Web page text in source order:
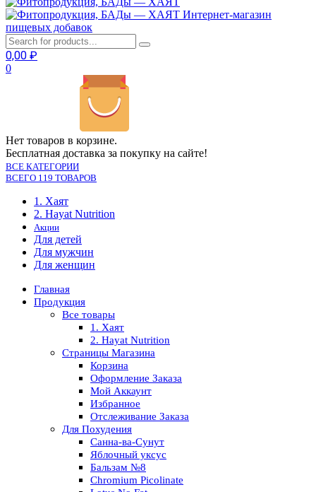
Интернет-магазин
пищевых добавок
0,00 ₽
0
Нет товаров в корзине.
Бесплатная доставка за покупку на сайте!
ВСЕ КАТЕГОРИИ
ВСЕГО 119 ТОВАРОВ
1. Хаят
2. Hayat Nutrition
Акции
Для детей
Для мужчин
Для женщин
Главная
Продукция
Все товары
1. Хаят
2. Hayat Nutrition
Страницы Магазина
Корзина
Оформление Заказа
Мой Аккаунт
Избранное
Отслеживание Заказа
Для Похудения
Санна-ва-Сунут
Яблочный уксус
Бальзам №8
Chromium Picolinate